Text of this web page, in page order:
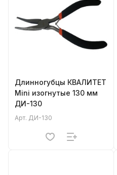
Длинногубцы КВАЛИТЕТ
Mini изогнутые 130 мм
ДИ-130
Арт. ДИ-130